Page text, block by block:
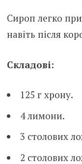
Сироп легко
навіть після
Складові:
125 г хрону.
4 лимони.
3 столових
2 столових